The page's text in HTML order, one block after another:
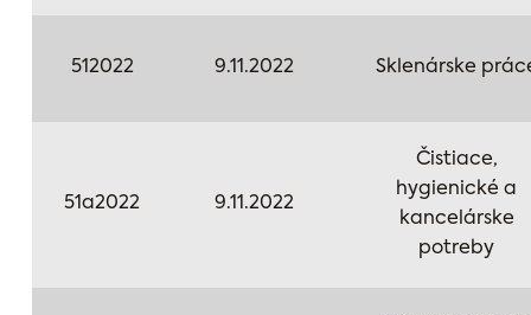
512022 9.11.2022 Sklenárske
51a2022 9.11.2022
Čistiace,
hygienické a
kancelárske
potreby